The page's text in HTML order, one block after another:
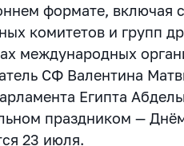
формате, включая
комитетов и групп
международных
СФ Валентина
Египта
праздником —
23 июля.